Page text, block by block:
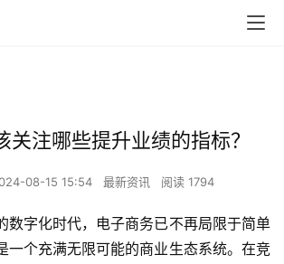
关注哪些提升业绩的指标？
08-15 15:54 最新资讯 阅读 1794
数字化时代，电子商务已不再局限于简单
一个充满无限可能的商业生态系统。在竞